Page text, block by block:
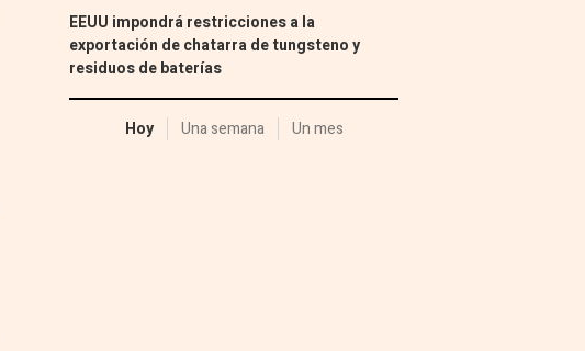
EEUU impondrá restricciones a la
exportación de chatarra de tungsteno y
residuos de baterías
Hoy Una semana Un mes